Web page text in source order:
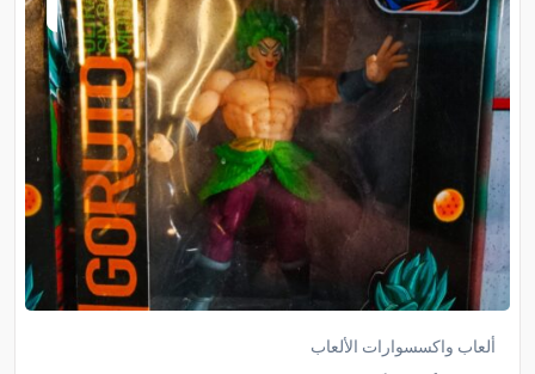
ألعاب واكسسوارات الألعاب